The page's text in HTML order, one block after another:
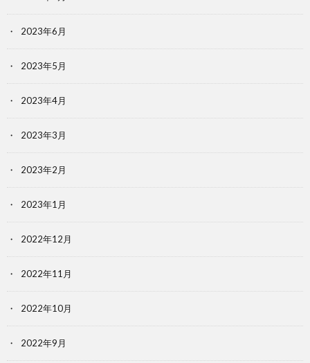
2023年6月
2023年5月
2023年4月
2023年3月
2023年2月
2023年1月
2022年12月
2022年11月
2022年10月
2022年9月